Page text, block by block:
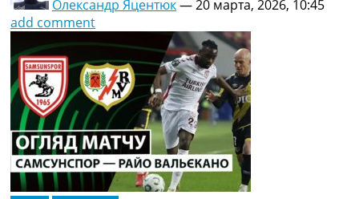
Олександр Яцентюк—20 марта, 2026, 10:45
add comment